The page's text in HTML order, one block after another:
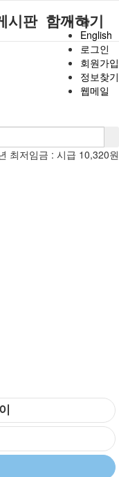
홈
English
로그인
회원가입
정보찾기
웹메일
최저임금 : 시급 10,320원
시판
갤러리
함께하기
후원안내
회원가입안내
자원봉사안내